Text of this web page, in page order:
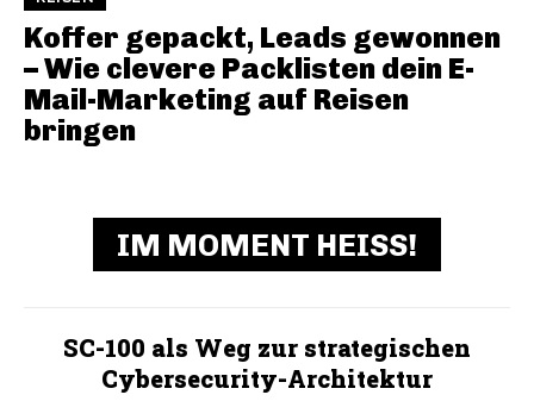
Koffer gepackt, Leads gewonnen
– Wie clevere Packlisten dein E-
Mail-Marketing auf Reisen
bringen
IM MOMENT HEISS!
SC-100 als Weg zur strategischen
Cybersecurity-Architektur